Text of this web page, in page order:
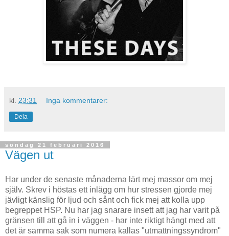
kl. 23:31 Inga kommentarer:
Dela
söndag 21 februari 2016
Vägen ut
Har under de senaste månaderna lärt mej massor om mej
själv. Skrev i höstas ett inlägg om hur stressen gjorde mej
jävligt känslig för ljud och sånt och fick mej att kolla upp
begreppet HSP. Nu har jag snarare insett att jag har varit på
gränsen till att gå in i väggen - har inte riktigt hängt med att
det är samma sak som numera kallas "utmattningssyndrom"